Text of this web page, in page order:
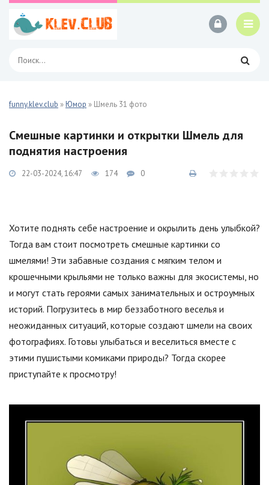
funny.klev.club »Юмор » Шмель 31 фото
Смешные картинки и открытки Шмель для
поднятия настроения
22-03-2024, 16:47 174 0
Хотите поднять себе настроение и окрылить день улыбкой?
Тогда вам стоит посмотреть смешные картинки со
шмелями! Эти забавные создания с мягким телом и
крошечными крыльями не только важны для экосистемы, но
и могут стать героями самых занимательных и остроумных
историй. Погрузитесь в мир беззаботного веселья и
неожиданных ситуаций, которые создают шмели на своих
фотографиях. Готовы улыбаться и веселиться вместе с
этими пушистыми комиками природы? Тогда скорее
приступайте к просмотру!